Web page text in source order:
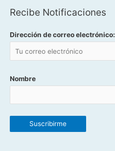
Recibe Notificaciones
Dirección de correo electrónico:
Nombre